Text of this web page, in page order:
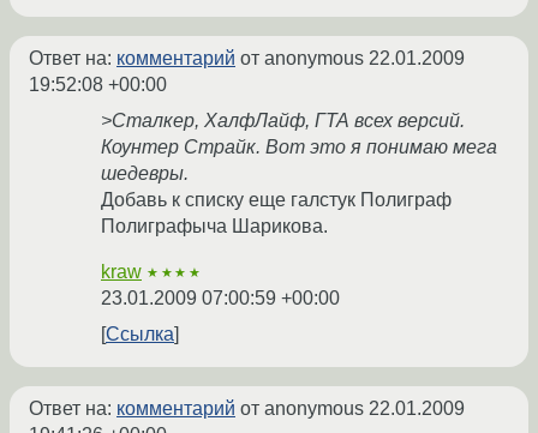
Ответ на: комментарий от anonymous 22.01.2009
19:52:08 +00:00
>Сталкер, ХалфЛайф, ГТА всех версий.
Коунтер Страйк. Вот это я понимаю мега
шедевры.
Добавь к списку еще галстук Полиграф
Полиграфыча Шарикова.
kraw ★★★★
23.01.2009 07:00:59 +00:00
Ссылка
Ответ на: комментарий от anonymous 22.01.2009